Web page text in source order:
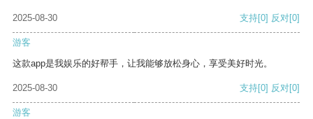
2025-08-30 支持[0] 反对[0]
游客
这款app是我娱乐的好帮手，让我能够放松身心，享受美好时光。
2025-08-30 支持[0] 反对[0]
游客